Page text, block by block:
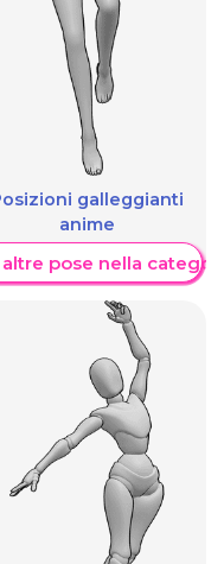
galleggianti
anime
altre pose nella